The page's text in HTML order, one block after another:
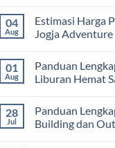
Luar
Kelas
2026:
Panduan
Lengkap
dan
Tips
Memilih
on
Itinerary
Outbound
Hari
2
Malam:
Corporate
Gathering
&
04
Aug
Estimasi Harga
Jogja Adventure
on
Estimasi
Harga
Jogja
2026
–
01
Aug
Panduan
Liburan Hemat
on
Panduan
Lengkap
28
Jul
Panduan
Building dan